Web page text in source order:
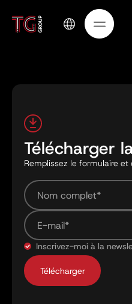
Télécharger
Remplissez le formulaire
Inscrivez-moi à la